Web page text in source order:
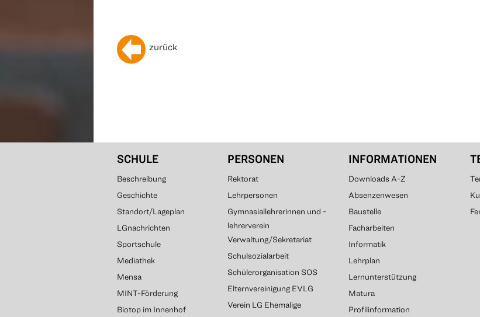
zurück
SCHULE
Beschreibung
Geschichte
Standort/Lageplan
LGnachrichten
Sportschule
Mediathek
Mensa
MINT-Förderung
Biotop im Innenhof
PERSONEN
Rektorat
Lehrpersonen
Gymnasiallehrerinnen und -
lehrerverein
Verwaltung/Sekretariat
Schulsozialarbeit
Schülerorganisation SOS
Elternvereinigung EVLG
Verein LG Ehemalige
INFORMATIONEN
Downloads A-Z
Absenzenwesen
Baustelle
Facharbeiten
Informatik
Lehrplan
Lernunterstützung
Matura
Profilinformation